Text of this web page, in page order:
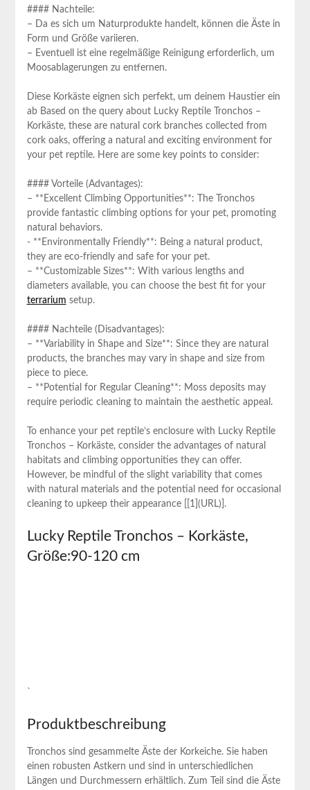
#### Nachteile:
– Da es sich um ⁣Naturprodukte handelt, können die ⁣Äste in
Form und ​Größe variieren.
– Eventuell ist eine regelmäßige Reinigung erforderlich, um
Moosablagerungen zu‍ entfernen.
Diese Korkäste eignen sich ​perfekt, um deinem Haustier ein
ab Based on the query about Lucky‍ Reptile Tronchos‍ –
Korkäste, these are natural cork branches collected⁣ from
cork ⁣oaks, offering a natural and exciting environment for
your pet reptile. Here are some key points to​ consider:
#### Vorteile (Advantages):
– **Excellent Climbing Opportunities**: The Tronchos
provide fantastic climbing ‍options for your pet, promoting
natural⁤ behaviors.
-⁢ **Environmentally Friendly**: Being a natural product,
they are eco-friendly and safe for your pet.
– **Customizable‌ Sizes**: With various lengths and
diameters available, you can choose the best fit for your⁢
terrarium ⁤setup.
#### Nachteile (Disadvantages):
– **Variability in Shape and Size**: Since they are natural
products, the branches may ⁤vary in shape ‌and size ​from
piece ⁤to piece.
– **Potential for Regular Cleaning**: Moss deposits may
require periodic ‌cleaning to⁣ maintain the aesthetic appeal.
To enhance your‍ pet reptile’s enclosure⁢ with Lucky Reptile
Tronchos – Korkäste, ⁤consider the advantages of natural
‍habitats and climbing ‍opportunities ⁢they can offer.
However, be mindful of the slight variability that comes
with natural materials and the potential need for occasional
cleaning to upkeep their appearance [[1](URL)].
Lucky Reptile Tronchos – Korkäste,
Größe:90-120 cm
Produktbeschreibung
Tronchos sind ‌gesammelte ⁤Äste der Korkeiche. Sie haben
‌einen robusten Astkern und sind in unterschiedlichen
Längen und Durchmessern erhältlich. Zum Teil sind die Äste